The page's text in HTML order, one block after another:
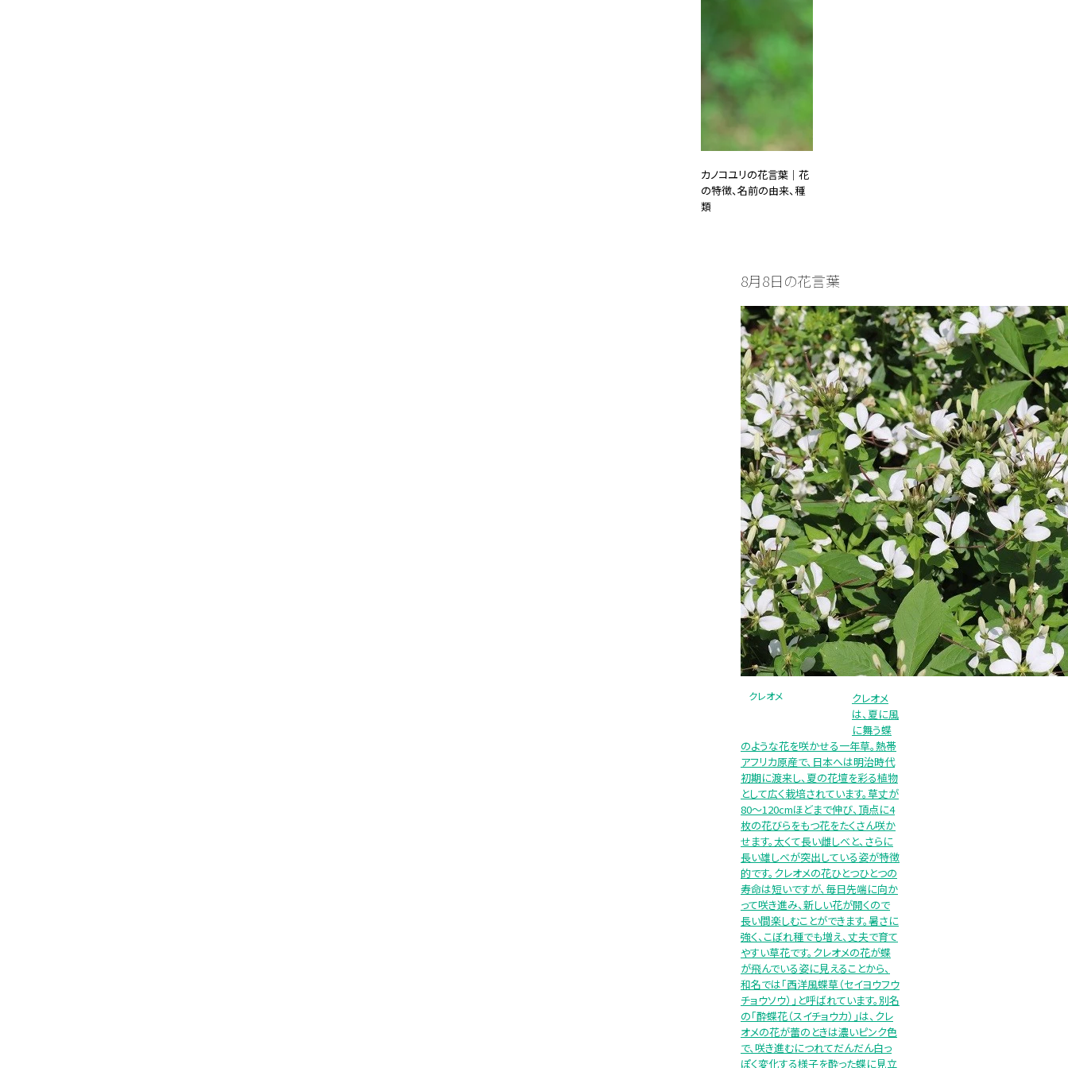
カノコユリの花言葉｜花
の特徴、名前の由来、種
類
8月8日の花言葉
クレオメ
クレオメ
は、夏に風
に舞う蝶
のような花を咲かせる一年草。熱帯
アフリカ原産で、日本へは明治時代
初期に渡来し、夏の花壇を彩る植物
として広く栽培されています。草丈が
80～120cmほどまで伸び、頂点に4
枚の花びらをもつ花をたくさん咲か
せます。太くて長い雌しべと、さらに
長い雄しべが突出している姿が特徴
的です。クレオメの花ひとつひとつの
寿命は短いですが、毎日先端に向か
って咲き進み、新しい花が開くので
長い間楽しむことができます。暑さに
強く、こぼれ種でも増え、丈夫で育て
やすい草花です。クレオメの花が蝶
が飛んでいる姿に見えることから、
和名では「西洋風蝶草（セイヨウフウ
チョウソウ）」と呼ばれています。別名
の「酔蝶花（スイチョウカ）」は、クレ
オメの花が蕾のときは濃いピンク色
で、咲き進むにつれてだんだん白っ
ぽく変化する様子を酔った蝶に見立